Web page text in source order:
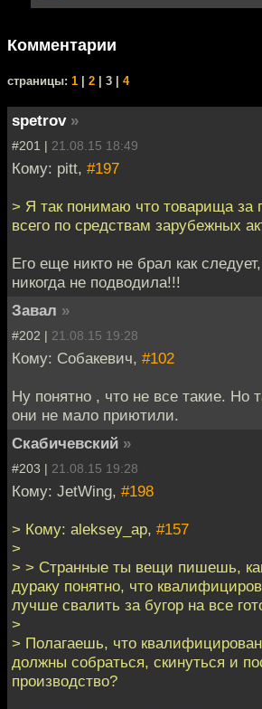
Комментарии
cтраницы: 1 2 | 3 | 4
spetrov »
#201 | 21.08.15 18:49
Кому: pitt, #197
> Я так понимаю что товарища за
всего по средствам зарубежных
Его еще никто не брал как
никогда не подводила!!!
Завал »
#202 | 21.08.15 19:28
Кому: Собакевич, #102
Ну понятно , что не все такие. Но
они не мало приютили.
Скабичевский »
#203 | 21.08.15 19:28
Кому: JetWing, #198
> Кому: aleksey_ap, #157
>
> > Странные ты вещи пишешь,
дураку понятно, что
лучше свалить за бугор на все
>
> Полагаешь, что
должны собраться, скинуться и
производство?